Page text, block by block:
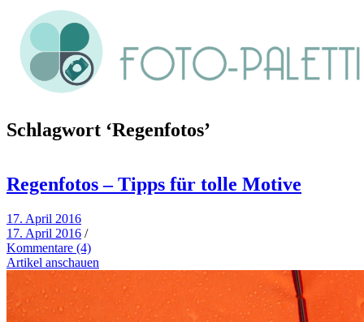
Schlagwort ‘Regenfotos’
Regenfotos – Tipps für tolle Motive
17. April 2016
17. April 2016 /
Kommentare (4)
Artikel anschauen